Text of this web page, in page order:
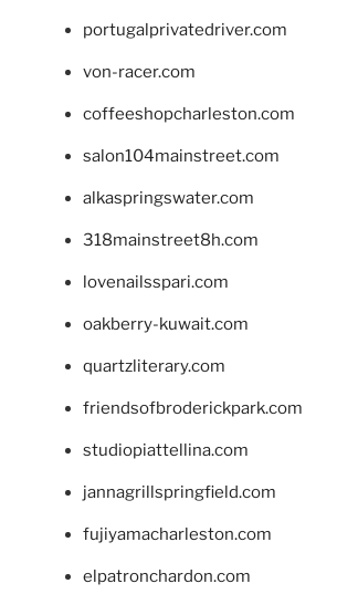
portugalprivatedriver.com
von-racer.com
coffeeshopcharleston.com
salon104mainstreet.com
alkaspringswater.com
318mainstreet8h.com
lovenailsspari.com
oakberry-kuwait.com
quartzliterary.com
friendsofbroderickpark.com
studiopiattellina.com
jannagrillspringfield.com
fujiyamacharleston.com
elpatronchardon.com